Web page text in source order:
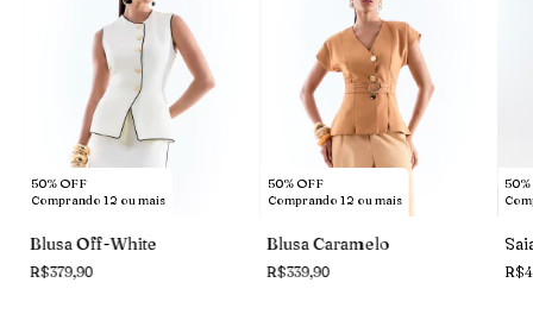
50% OFF
Comprando 12 ou mais
Blusa Off-White
R$379,90
50% OFF
Comprando 12 ou mais
Blusa Caramelo
R$339,90